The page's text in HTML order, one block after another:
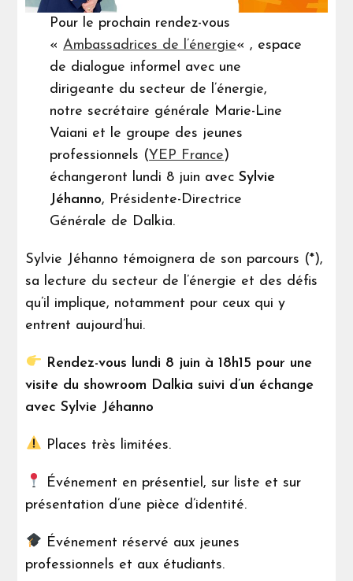
Pour le prochain rendez-vous
«Ambassadrices de l’énergie« , espace
de dialogue informel avec une
dirigeante du secteur de l’énergie,
notre secrétaire générale Marie-Line
Vaiani et le groupe des jeunes
professionnels (YEP France)
échangeront lundi 8 juin avecSylvie
Jéhanno, Présidente-Directrice
Générale de Dalkia.
Sylvie Jéhanno témoignera de son parcours (*),
sa lecture du secteur de l’énergie et des défis
qu’il implique, notamment pour ceux qui y
entrent aujourd’hui.
Rendez-vous lundi 8 juin à 18h15 pour une
visite du showroom Dalkia suivi d’un échange
avec Sylvie Jéhanno
Places très limitées.
Événement en présentiel, sur liste et sur
présentation d’une pièce d’identité.
Événement réservé aux jeunes
professionnels et aux étudiants.